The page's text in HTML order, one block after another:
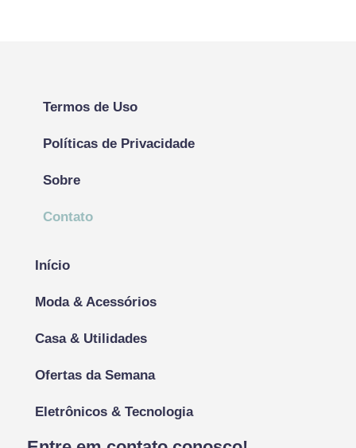
Termos de Uso
Políticas de Privacidade
Sobre
Contato
Início
Moda & Acessórios
Casa & Utilidades
Ofertas da Semana
Eletrônicos & Tecnologia